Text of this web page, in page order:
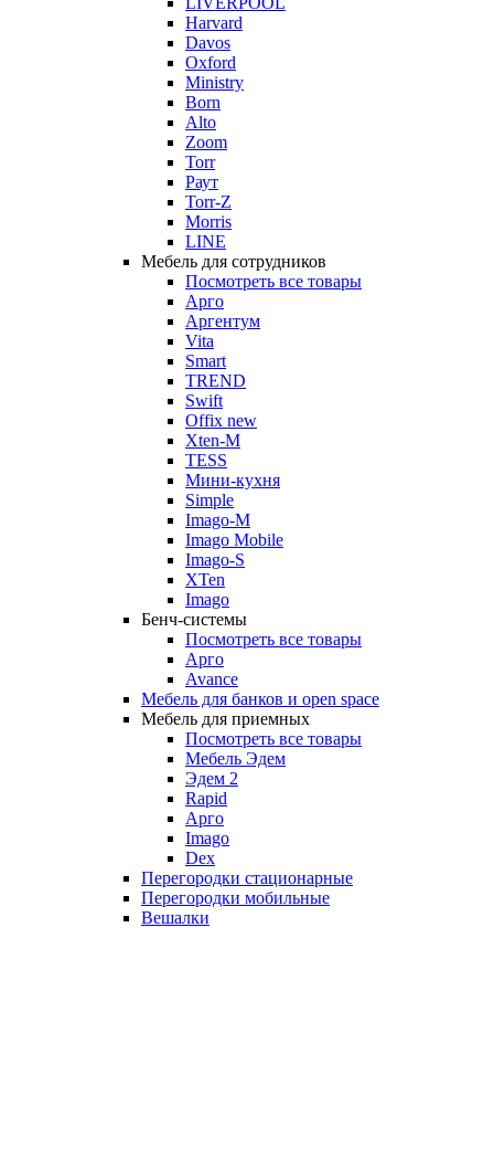
Harvard
Davos
Oxford
Ministry
Born
Alto
Zoom
Torr
Раут
Torr-Z
Morris
LINE
Мебель для сотрудников
Посмотреть все товары
Арго
Аргентум
Vita
Smart
TREND
Swift
Offix new
Xten-M
TESS
Мини-кухня
Simple
Imago-M
Imago Mobile
Imago-S
XTen
Imago
Бенч-системы
Посмотреть все товары
Арго
Avance
Мебель для банков и open space
Мебель для приемных
Посмотреть все товары
Мебель Эдем
Эдем 2
Rapid
Арго
Imago
Dex
Перегородки стационарные
Перегородки мобильные
Вешалки